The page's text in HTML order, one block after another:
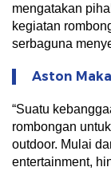
mengatakan
kegiatan
serbaguna
Aston
“Suatu
rombongan
outdoor. Mulai
entertainment,